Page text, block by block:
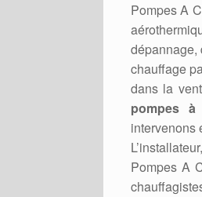
Pompes A
dépannage,
chauffage
dans la
pompes à
intervenons
Pompes A